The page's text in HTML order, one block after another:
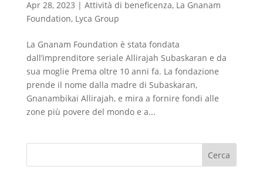
Apr 28, 2023 | Attività di beneficenza, La Gnanam
Foundation, Lyca Group
La Gnanam Foundation è stata fondata
dall’imprenditore seriale Allirajah Subaskaran e da
sua moglie Prema oltre 10 anni fa. La fondazione
prende il nome dalla madre di Subaskaran,
Gnanambikai Allirajah, e mira a fornire fondi alle
zone più povere del mondo e a...
Cerca